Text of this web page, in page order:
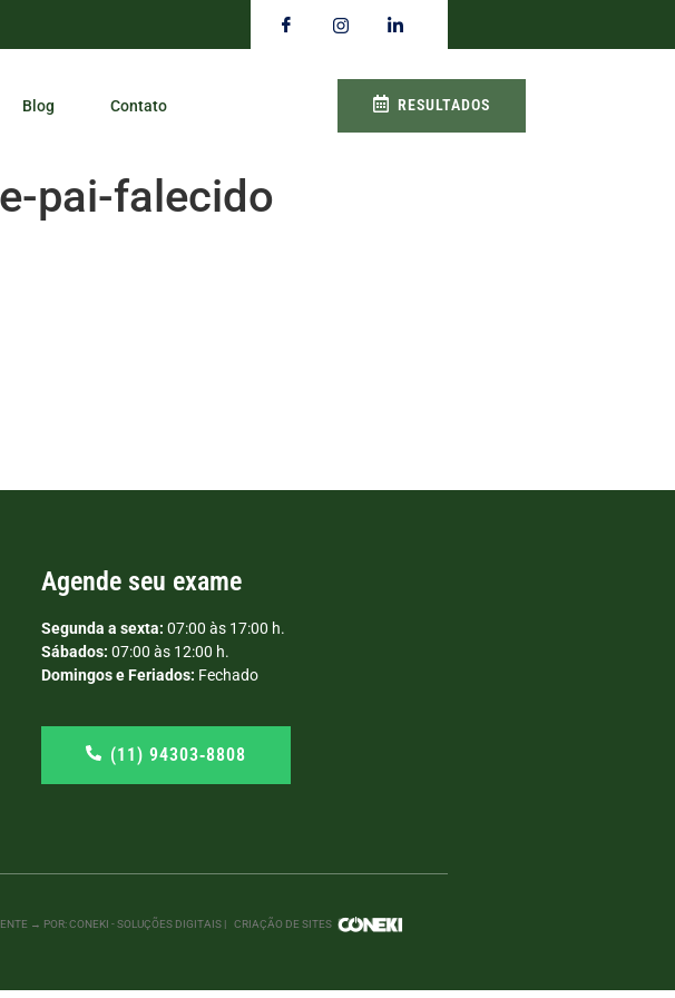
Blog Contato RESULTADOS
pai-falecido
Agende seu exame
Segunda a sexta: 07:00 às 17:00 h.
Sábados: 07:00 às 12:00 h.
Domingos e Feriados: Fechado
(11) 94303‑8808
→ POR: CONEKI - SOLUÇÕES DIGITAIS | CRIAÇÃO DE SITES